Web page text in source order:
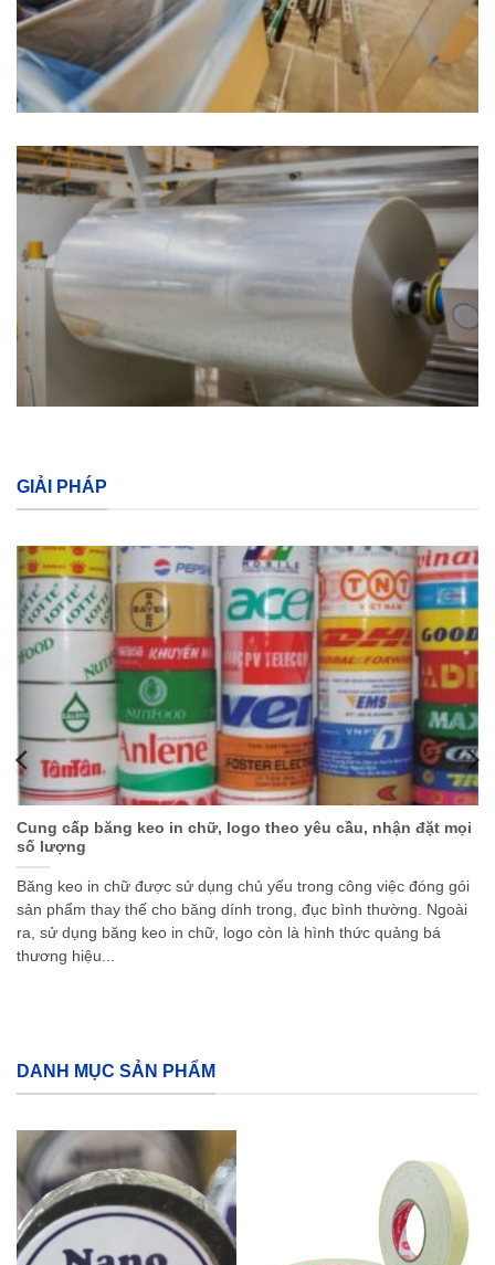
GIẢI PHÁP
Cung cấp băng keo in chữ, logo theo yêu cầu, nhận đặt mọi
số lượng
Băng keo in chữ được sử dụng chủ yếu trong công việc đóng gói
sản phẩm thay thế cho băng dính trong, đục bình thường. Ngoài
ra, sử dụng băng keo in chữ, logo còn là hình thức quảng bá
thương hiệu...
DANH MỤC SẢN PHẨM